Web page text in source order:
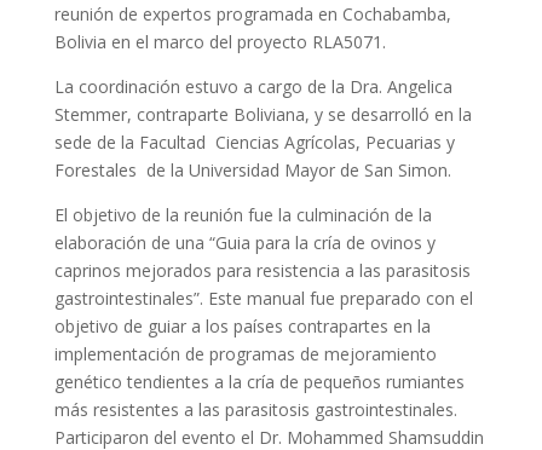
reunión de expertos programada en Cochabamba,
Bolivia en el marco del proyecto RLA5071.
La coordinación estuvo a cargo de la Dra. Angelica
Stemmer, contraparte Boliviana, y se desarrolló en la
sede de la Facultad Ciencias Agrícolas, Pecuarias y
Forestales de la Universidad Mayor de San Simon.
El objetivo de la reunión fue la culminación de la
elaboración de una “Guia para la cría de ovinos y
caprinos mejorados para resistencia a las parasitosis
gastrointestinales”. Este manual fue preparado con el
objetivo de guiar a los países contrapartes en la
implementación de programas de mejoramiento
genético tendientes a la cría de pequeños rumiantes
más resistentes a las parasitosis gastrointestinales.
Participaron del evento el Dr. Mohammed Shamsuddin